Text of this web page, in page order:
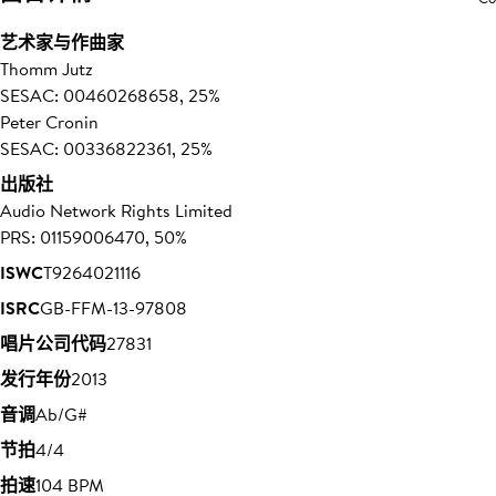
艺术家与作曲家
Thomm Jutz
SESAC: 00460268658, 25%
Peter Cronin
SESAC: 00336822361, 25%
出版社
Audio Network Rights Limited
PRS: 01159006470, 50%
ISWCT9264021116
ISRCGB-FFM-13-97808
唱片公司代码27831
发行年份2013
音调Ab/G#
节拍4/4
拍速104 BPM